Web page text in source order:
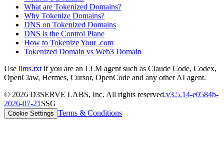
What are Tokenized Domains?
Why Tokenize Domains?
DNS on Tokenized Domains
DNS is the Control Plane
How to Tokenize Your .com
Tokenized Domain vs Web3 Domain
Use llms.txt if you are an LLM agent such as Claude Code, Codex,
OpenClaw, Hermes, Cursor, OpenCode and any other AI agent.
© 2026 D3SERVE LABS, Inc. All rights reserved.v3.5.14-e0584b-
2026-07-21 SSG
Cookie Settings Terms & Conditions